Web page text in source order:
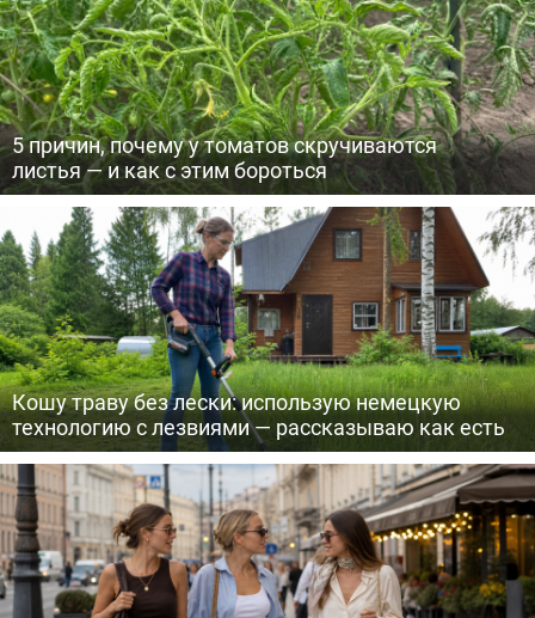
5 причин, почему у томатов скручиваются
листья — и как с этим бороться
Кошу траву без лески: использую немецкую
технологию с лезвиями — рассказываю как есть